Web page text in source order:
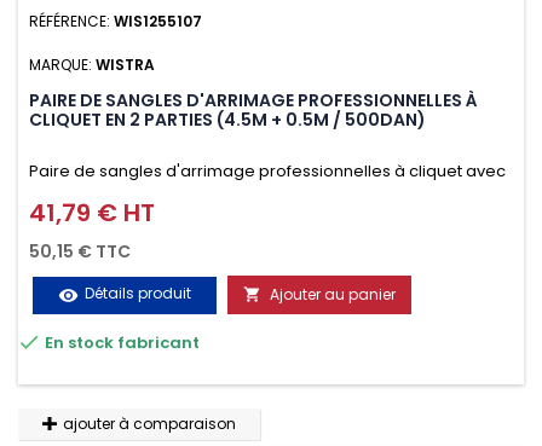
RÉFÉRENCE: WIS1255107
MARQUE: WISTRA
PAIRE DE SANGLES D'ARRIMAGE PROFESSIONNELLES À
CLIQUET EN 2 PARTIES (4.5M + 0.5M / 500DAN)
Paire de sangles d'arrimage professionnelles à cliquet avec
crochet en 2 parties (4.5M + 0.5M / 500daN), simple et rapide
d'utilisation. Permet d'arrimer et de sécuriser vos
chargements pendant le transport. Matière polyester très
résistante aux UV et aux variations de températures,
n'absorbe pas l'eau.
Prix
41,79 € HT
50,15 € TTC
visibility Détails produit  Ajouter au panier
 En stock fabricant
ajouter à comparaison